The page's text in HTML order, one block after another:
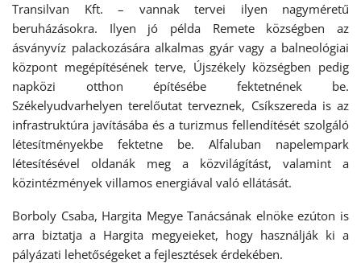
Transilvan Kft. – vannak tervei ilyen nagyméretű
beruházásokra. Ilyen jó példa Remete községben az
ásványvíz palackozására alkalmas gyár vagy a balneológiai
központ megépítésének terve, Újszékely községben pedig
napközi otthon építésébe fektetnének be.
Székelyudvarhelyen terelőutat terveznek, Csíkszereda is az
infrastruktúra javításába és a turizmus fellendítését szolgáló
létesítményekbe fektetne be. Alfaluban napelempark
létesítésével oldanák meg a közvilágítást, valamint a
közintézmények villamos energiával való ellátását.
Borboly Csaba, Hargita Megye Tanácsának elnöke ezúton is
arra biztatja a Hargita megyeieket, hogy használják ki a
pályázati lehetőségeket a fejlesztések érdekében.